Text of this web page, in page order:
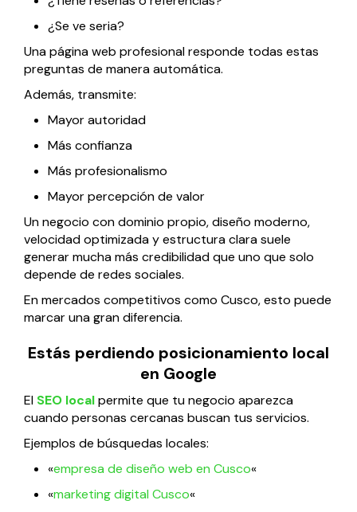
¿Se ve seria?
Una página web profesional responde todas estas
preguntas de manera automática.
Además, transmite:
Mayor autoridad
Más confianza
Más profesionalismo
Mayor percepción de valor
Un negocio con dominio propio, diseño moderno,
velocidad optimizada y estructura clara suele
generar mucha más credibilidad que uno que solo
depende de redes sociales.
En mercados competitivos como Cusco, esto puede
marcar una gran diferencia.
Estás perdiendo posicionamiento local
en Google
El SEO localpermite que tu negocio aparezca
cuando personas cercanas buscan tus servicios.
Ejemplos de búsquedas locales:
«empresa de diseño web en Cusco«
«marketing digital Cusco«